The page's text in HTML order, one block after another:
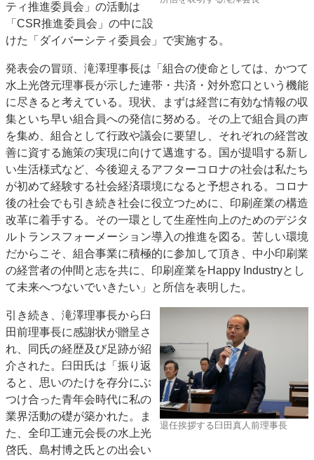
お問い合わせ
ティ推進委員会」の活動は
「CSR推進委員会」の中に設
けた「ダイバーシティ委員会」で実施する。
発表会の冒頭、滝澤理事長は「組合の使命としては、かつて
水上光啓元理事長が示した連帯・共済・対外窓口という機能
に尽きると考えている。現状、まずは経営に有効な情報の収
集といち早い組合員への発信に努める。その上で組合員の声
を集め、組合として行政や議会に要望し、それぞれの経営改
善に資する施策の実現に向けて邁進する。国が提唱する新し
い生活様式など、今後迎えるアフターコロナの社会は私たち
が初めて経験する社会経済環境になると予想される。コロナ
後の社会でも引き続き社会に役立つために、印刷産業の構造
改革に着手する。その一環として生産性向上のためのデジタ
ルトランスフォーメーション導入の推進を図る。苦しい環境
だからこそ、組合事業に積極的に参加して頂き、中小印刷業
の経営者の仲間と志を共に、印刷産業をHappy Industryとし
て未来へつないでいきたい」と所信を表明した。
退任挨拶する臼田真人前理事長
引き続き、滝澤理事長から臼
田前理事長に感謝状が贈呈さ
れ、同氏の経歴及び足跡が紹
介された。臼田氏は「振り返
ると、思いのたけを存分にぶ
つけ合った青年会時代に私の
業界活動の礎が築かれた。ま
た、全印工連元会長の水上光
啓氏、島村博之氏との出会い